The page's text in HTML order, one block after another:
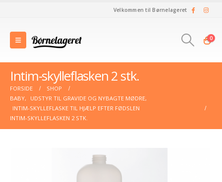
Velkommen til Børnelageret
0
Intim-skylleflasken 2 stk.
FORSIDE
SHOP
BABY, UDSTYR TIL GRAVIDE OG NYBAGTE MØDRE,
INTIM-SKYLLEFLASKE TIL HJÆLP EFTER FØDSLEN
INTIM-SKYLLEFLASKEN 2 STK.